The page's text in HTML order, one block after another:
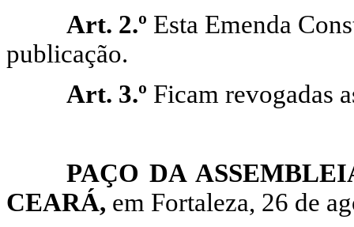
Art. 2.º Esta Emenda
publicação.
Art. 3.º Ficam revogadas
PAÇO DA
CEARÁ, em Fortaleza, 26 de